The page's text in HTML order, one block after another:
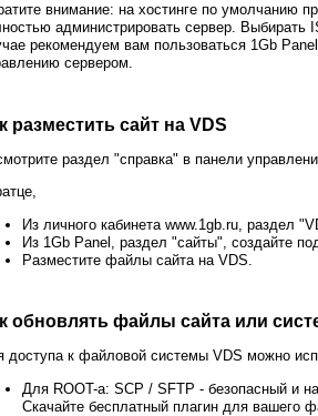
внимание: на хостинге по умолчанию
администрировать сервер.
рекомендуем вам пользоваться 1Gb
сервером.
разместить сайт на VDS
раздел "справка" в панели
Из личного кабинета www.1gb.ru, раздел
Из 1Gb Panel, раздел "сайты", создайте
Разместите файлы сайта на VDS.
обновлять файлы сайта или
доступа к файловой системы VDS можно
Для ROOT-а: SCP / SFTP - безопасный и
Скачайте бесплатный плагин для вашего